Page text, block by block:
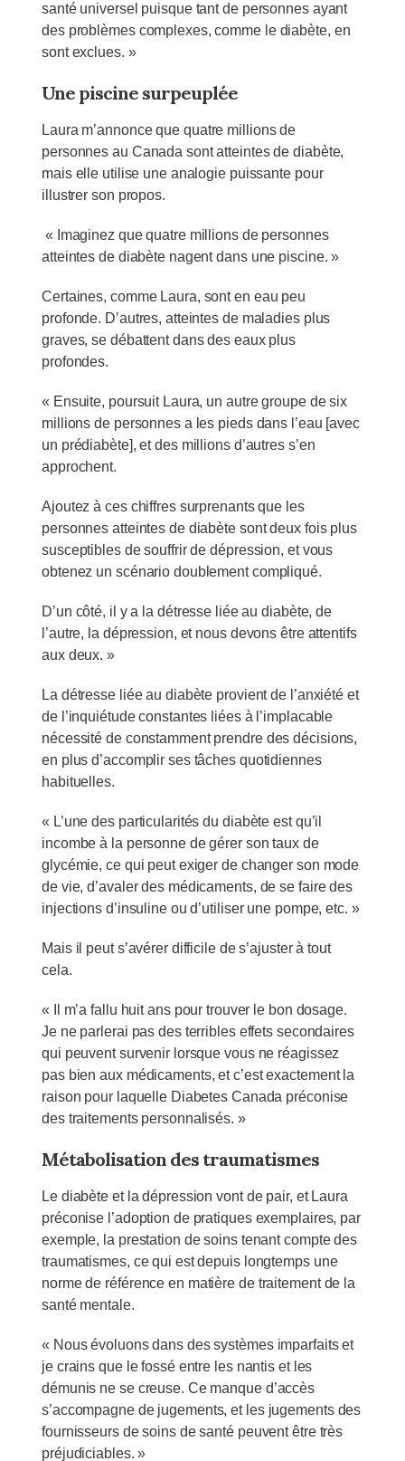
santé universel puisque tant de personnes ayant
des problèmes complexes, comme le diabète, en
sont exclues. »
Une piscine surpeuplée
Laura m’annonce que quatre millions de
personnes au Canada sont atteintes de diabète,
mais elle utilise une analogie puissante pour
illustrer son propos.
« Imaginez que quatre millions de personnes
atteintes de diabète nagent dans une piscine. »
Certaines, comme Laura, sont en eau peu
profonde. D’autres, atteintes de maladies plus
graves, se débattent dans des eaux plus
profondes.
« Ensuite, poursuit Laura, un autre groupe de six
millions de personnes a les pieds dans l’eau [avec
un prédiabète], et des millions d’autres s’en
approchent.
Ajoutez à ces chiffres surprenants que les
personnes atteintes de diabète sont deux fois plus
susceptibles de souffrir de dépression, et vous
obtenez un scénario doublement compliqué.
D’un côté, il y a la détresse liée au diabète, de
l’autre, la dépression, et nous devons être attentifs
aux deux. »
La détresse liée au diabète provient de l’anxiété et
de l’inquiétude constantes liées à l’implacable
nécessité de constamment prendre des décisions,
en plus d’accomplir ses tâches quotidiennes
habituelles.
« L’une des particularités du diabète est qu’il
incombe à la personne de gérer son taux de
glycémie, ce qui peut exiger de changer son mode
de vie, d’avaler des médicaments, de se faire des
injections d’insuline ou d’utiliser une pompe, etc. »
Mais il peut s’avérer difficile de s’ajuster à tout
cela.
« Il m’a fallu huit ans pour trouver le bon dosage.
Je ne parlerai pas des terribles effets secondaires
qui peuvent survenir lorsque vous ne réagissez
pas bien aux médicaments, et c’est exactement la
raison pour laquelle Diabetes Canada préconise
des traitements personnalisés. »
Métabolisation des traumatismes
Le diabète et la dépression vont de pair, et Laura
préconise l’adoption de pratiques exemplaires, par
exemple, la prestation de soins tenant compte des
traumatismes, ce qui est depuis longtemps une
norme de référence en matière de traitement de la
santé mentale.
« Nous évoluons dans des systèmes imparfaits et
je crains que le fossé entre les nantis et les
démunis ne se creuse. Ce manque d’accès
s’accompagne de jugements, et les jugements des
fournisseurs de soins de santé peuvent être très
préjudiciables. »